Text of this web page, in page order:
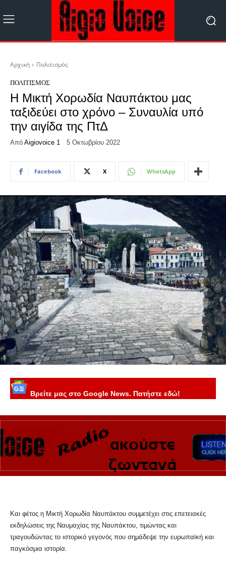
Αρχική Πολιτισμός
ΠΟΛΙΤΙΣΜΌΣ
Η Μικτή Χορωδία Ναυπάκτου μας
ταξιδεύει στο χρόνο – Συναυλία υπό
την αιγίδα της ΠτΔ
Από Aigiovoice 1 5 Οκτωβρίου 2022
Facebook X WhatsApp
Βρείτε μας στο Google News. Πατήστε εδώ!
Και φέτος η Μικτή Χορωδία Ναυπάκτου συμμετέχει στις επετειακές
εκδηλώσεις της Ναυμαχίας της Ναυπάκτου, τιμώντας και
τραγουδώντας το ιστορικό γεγονός που σημάδεψε την ευρωπαϊκή και
παγκόσμια ιστορία.